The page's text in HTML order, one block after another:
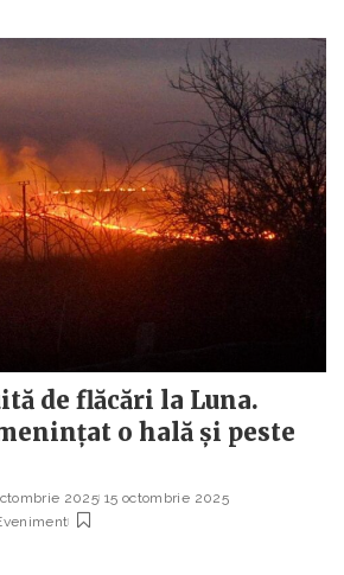
de flăcări la Luna.
o hală și peste
2025 15 octombrie 2025